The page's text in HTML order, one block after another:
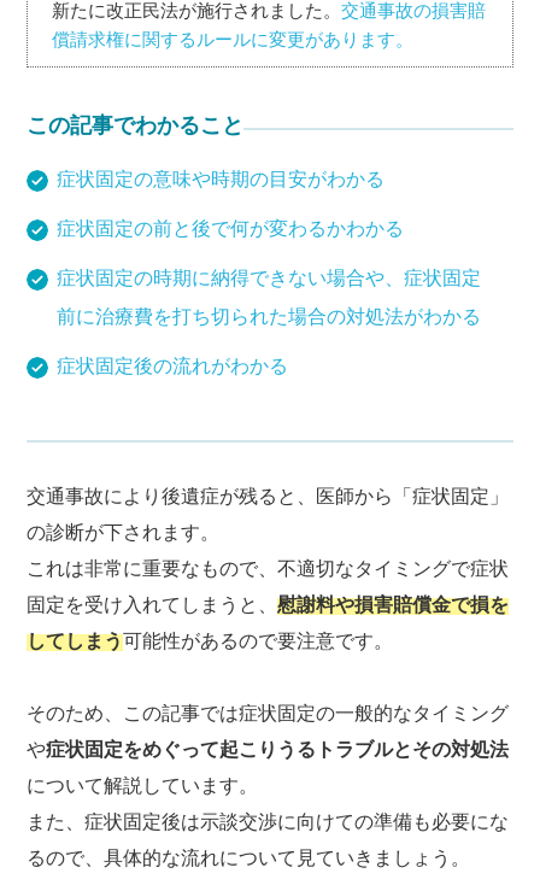
新たに改正民法が施行されました。交通事故の損害賠
償請求権に関するルールに変更があります。
この記事でわかること
症状固定の意味や時期の目安がわかる
症状固定の前と後で何が変わるかわかる
症状固定の時期に納得できない場合や、症状固定
前に治療費を打ち切られた場合の対処法がわかる
症状固定後の流れがわかる
交通事故により後遺症が残ると、医師から「症状固定」
の診断が下されます。
これは非常に重要なもので、不適切なタイミングで症状
固定を受け入れてしまうと、慰謝料や損害賠償金で損を
してしまう可能性があるので要注意です。
そのため、この記事では症状固定の一般的なタイミング
や症状固定をめぐって起こりうるトラブルとその対処法
について解説しています。
また、症状固定後は示談交渉に向けての準備も必要にな
るので、具体的な流れについて見ていきましょう。